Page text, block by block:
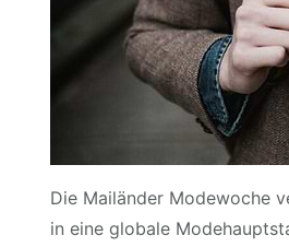
Die Mailänder Modewoche
in eine globale